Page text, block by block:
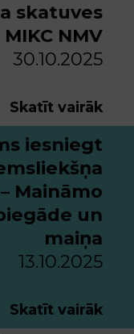
skatuves
NMV
30.10.2025
Skatīt vairāk
iesniegt
Maināmo
un
maiņa
13.10.2025
Skatīt vairāk